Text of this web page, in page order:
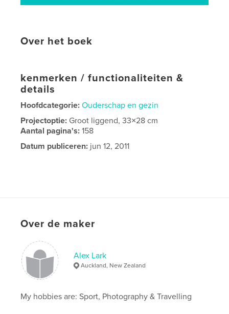
Over het boek
kenmerken / functionaliteiten &
details
Hoofdcategorie: Ouderschap en gezin
Projectoptie: Groot liggend, 33×28 cm
Aantal pagina's:158
Datum publiceren: jun 12, 2011
Over de maker
Alex Lark
Auckland, New Zealand
My hobbies are: Sport, Photography & Travelling